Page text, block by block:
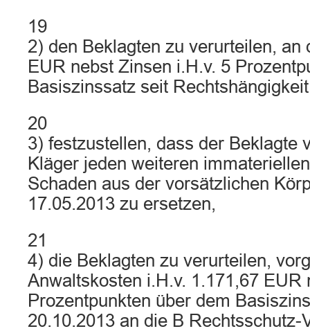
19
2) den Beklagten zu verurteilen, an
EUR nebst Zinsen i.H.v. 5
Basiszinssatz seit
20
3) festzustellen, dass der Beklagte
Kläger jeden weiteren
Schaden aus der vorsätzlichen
17.05.2013 zu ersetzen,
21
4) die Beklagten zu verurteilen,
Anwaltskosten i.H.v. 1.171,67 EUR
Prozentpunkten über dem
20.10.2013 an die B Rechtsschutz-